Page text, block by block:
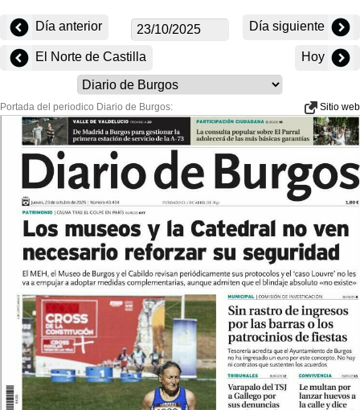
Día anterior Día siguiente
El Norte de Castilla Hoy
Portada del periodico Diario de Burgos: Sitio web